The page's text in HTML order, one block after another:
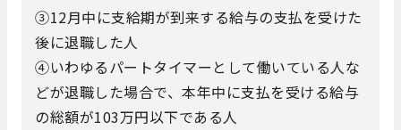
③12月中に支給期が到来する給与の支払を受けた
後に退職した人
④いわゆるパートタイマーとして働いている人な
どが退職した場合で、本年中に支払を受ける給与
の総額が103万円以下である人